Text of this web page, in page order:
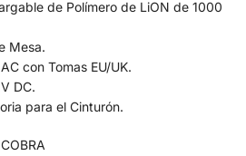
de Polímero de LiON de 1000
Mesa.
con Tomas EU/UK.
DC.
para el Cinturón.